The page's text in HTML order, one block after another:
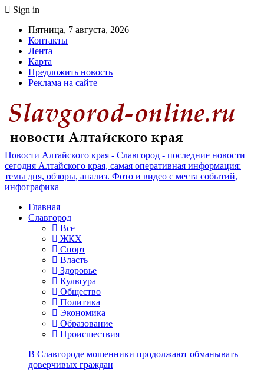
Sign in
Пятница, 7 августа, 2026
Контакты
Лента
Карта
Предложить новость
Реклама на сайте
Новости Алтайского края - Славгород - последние новости
сегодня Алтайского края, самая оперативная информация:
темы дня, обзоры, анализ. Фото и видео с места событий,
инфографика
Главная
Славгород
Все
ЖКХ
Спорт
Власть
Здоровье
Культура
Общество
Политика
Экономика
Образование
Происшествия
В Славгороде мошенники продолжают обманывать
доверчивых граждан